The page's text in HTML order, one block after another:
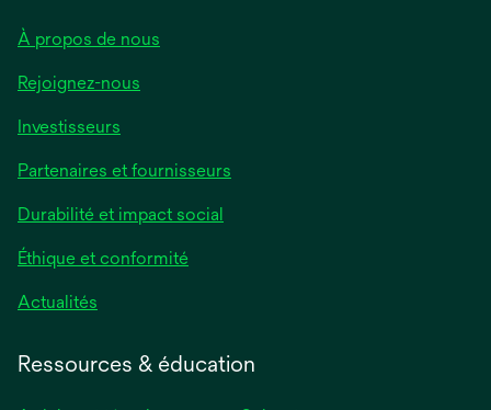
À propos de nous
Rejoignez-nous
Investisseurs
Partenaires et fournisseurs
Durabilité et impact social
Éthique et conformité
Actualités
Ressources & éducation